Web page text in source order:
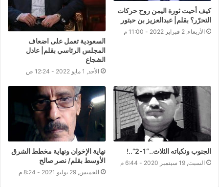
كيف أحيت ثورة اليمن روح حركات
التحرّر؟ بقلم| عبدالعزيز بن حبتور
الأربعاء, 2 فبراير 2022 - 11:00 م
السعودية تعمل على اضعاف
المجلس الرئاسي بقلم| عادل
الشجاع
الأحد, 1 مايو 2022 - 12:24 ص
الجنوب ونكباته الثلاث..“1-2“..!
السبت, 19 سبتمبر 2020 - 6:44 م
نهاية الإخوان ونهاية مخطط الشرق
الأوسط بقلم/ نصر صالح
الخميس, 29 يوليو 2021 - 8:24 م